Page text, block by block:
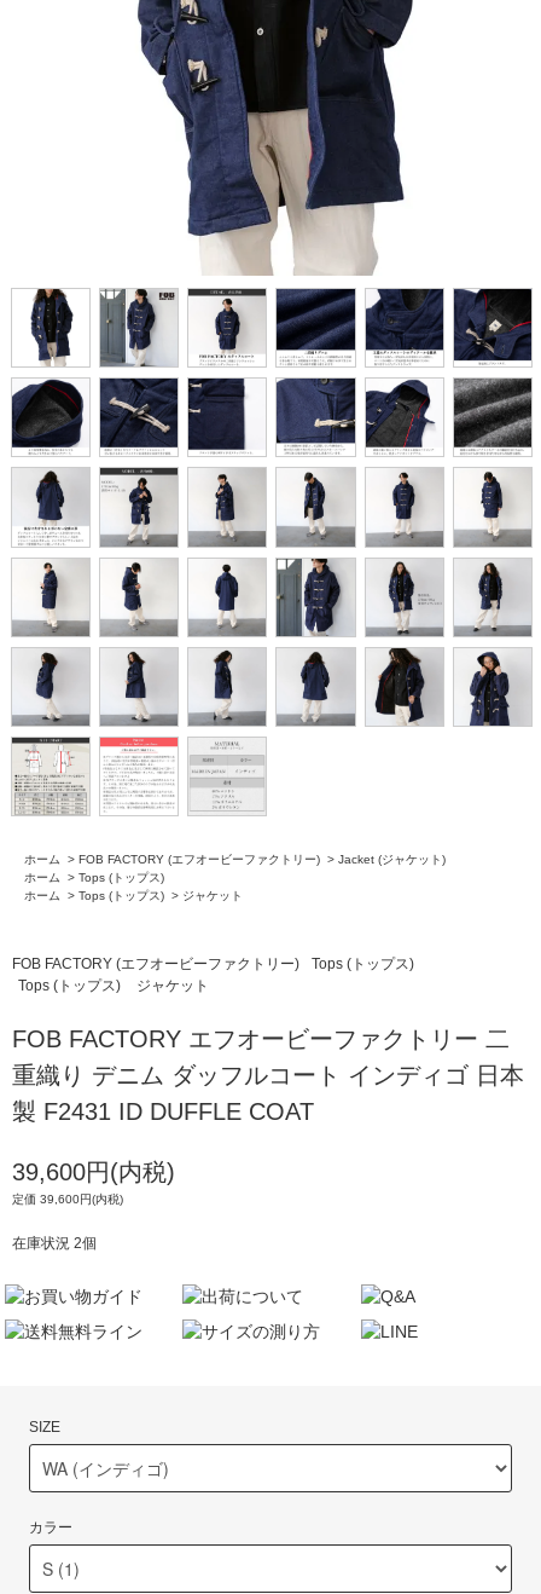
ホーム > FOB FACTORY (エフオービーファクトリー) > Jacket (ジャケット)
ホーム
> Tops (トップス)
ホーム
> Tops (トップス) > ジャケット
FOB FACTORY (エフオービーファクトリー)
Tops (トップス)
Tops (トップス)
ジャケット
FOB FACTORY エフオービーファクトリー 二
重織り デニム ダッフルコート インディゴ 日本
製 F2431 ID DUFFLE COAT
39,600円(内税)
定価 39,600円(内税)
在庫状況 2個
SIZE
カラー